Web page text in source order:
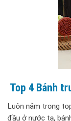
Top 4 Bánh
Luôn nằm trong
đầu ở nước ta,